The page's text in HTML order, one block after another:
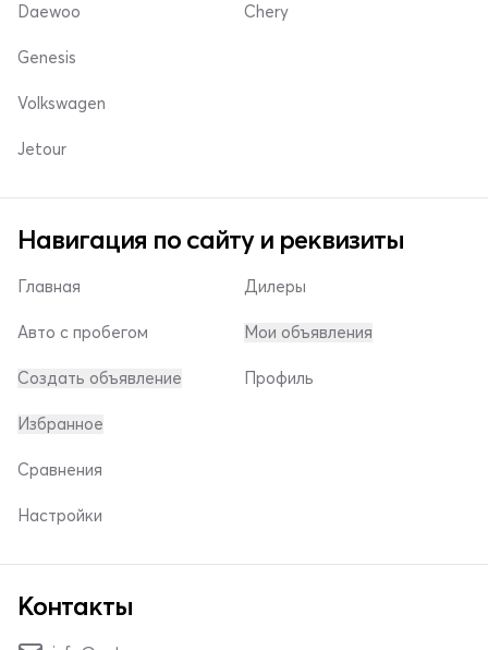
Daewoo Chery
Genesis
Volkswagen
Jetour
Навигация по сайту и реквизиты
Главная
Авто с пробегом
Создать объявление
Дилеры
Мои объявления
Профиль
Избранное
Сравнения
Настройки
Контакты